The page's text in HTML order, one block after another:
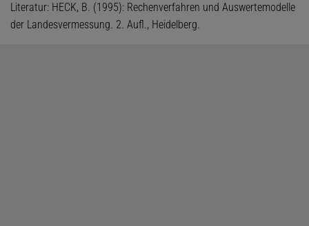
Literatur: HECK, B. (1995): Rechenverfahren und Auswertemodelle
der Landesvermessung. 2. Aufl., Heidelberg.